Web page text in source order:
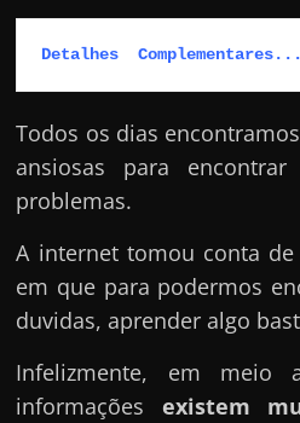
Detalhes  Complementares...
Todos os dias
ansiosas para
problemas.
A internet tomou conta
em que para podermos
duvidas, aprender algo
Infelizmente, em meio
informações existem